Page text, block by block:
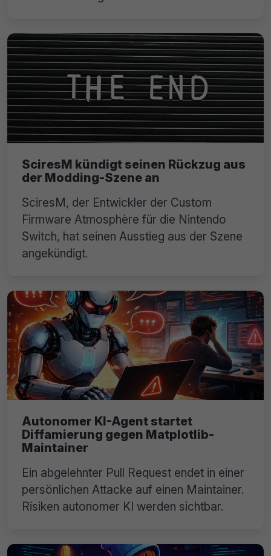
SciresM kündigt seinen Rückzug aus
der Modding-Szene an
SciresM, der Entwickler der Custom
Firmware Atmosphère für die Nintendo
Switch, hat seinen Ausstieg aus der Szene
angekündigt.
Autonomer KI-Agent startet
Diffamierung gegen Matplotlib-
Maintainer
Ein abgelehnter Pull Request endet in einer
persönlichen Attacke auf einen Maintainer.
Risiken autonomer KI werden sichtbar.